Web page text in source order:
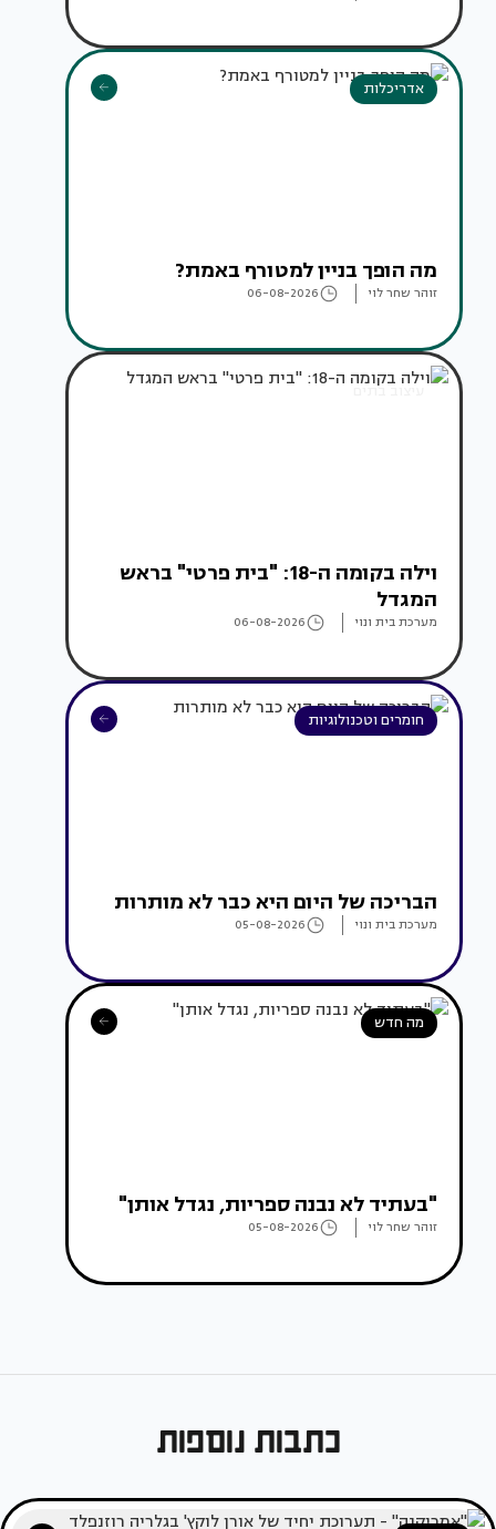
אדריכלות
מה הופך בניין למטורף באמת?
זוהר שחר לוי 06-08-2026
עיצוב בתים
וילה בקומה ה-18: "בית פרטי" בראש
המגדל
מערכת בית ונוי 06-08-2026
חומרים וטכנולוגיות
הבריכה של היום היא כבר לא מותרות
מערכת בית ונוי 05-08-2026
מה חדש
"בעתיד לא נבנה ספריות, נגדל אותן"
זוהר שחר לוי 05-08-2026
כתבות נוספות